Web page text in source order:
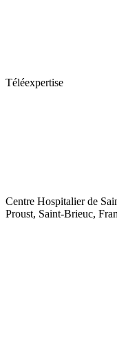
Téléexpertise
Centre Hospitalier de
Proust, Saint-Brieuc,